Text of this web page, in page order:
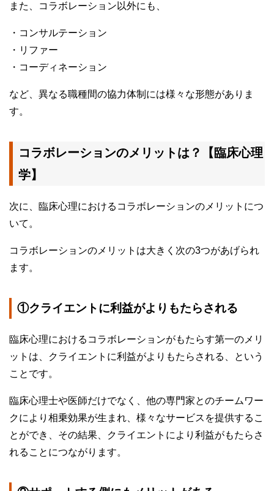
また、コラボレーション以外にも、
・コンサルテーション
・リファー
・コーディネーション
など、異なる職種間の協力体制には様々な形態がありま
す。
コラボレーションのメリットは？【臨床心理
学】
次に、臨床心理におけるコラボレーションのメリットにつ
いて。
コラボレーションのメリットは大きく次の3つがあげられ
ます。
①クライエントに利益がよりもたらされる
臨床心理におけるコラボレーションがもたらす第一のメリ
ットは、クライエントに利益がよりもたらされる、という
ことです。
臨床心理士や医師だけでなく、他の専門家とのチームワー
クにより相乗効果が生まれ、様々なサービスを提供するこ
とができ、その結果、クライエントにより利益がもたらさ
れることにつながります。